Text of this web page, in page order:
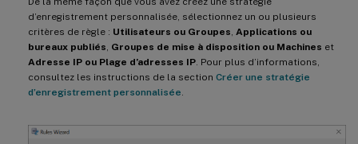
d’enregistrement personnalisée, sélectionnez un ou plusieurs
critères de règle : Utilisateurs ou Groupes Applications ou
bureaux publiés Groupes de mise à disposition ou Machines et
Adresse IP ou Plage d’adresses IP . Pour plus d’informations,
consultez les instructions de la section Créer une stratégie
d’enregistrement personnalisée